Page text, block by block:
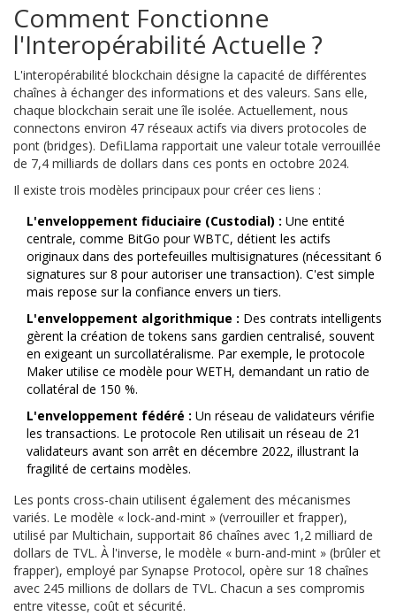
Comment Fonctionne
l'Interopérabilité Actuelle ?
L'interopérabilité blockchain désigne la capacité de différentes
chaînes à échanger des informations et des valeurs. Sans elle,
chaque blockchain serait une île isolée. Actuellement, nous
connectons environ 47 réseaux actifs via divers protocoles de
pont (bridges). DefiLlama rapportait une valeur totale verrouillée
de 7,4 milliards de dollars dans ces ponts en octobre 2024.
Il existe trois modèles principaux pour créer ces liens :
L'enveloppement fiduciaire (Custodial) : Une entité
centrale, comme BitGo pour WBTC, détient les actifs
originaux dans des portefeuilles multisignatures (nécessitant 6
signatures sur 8 pour autoriser une transaction). C'est simple
mais repose sur la confiance envers un tiers.
L'enveloppement algorithmique : Des contrats intelligents
gèrent la création de tokens sans gardien centralisé, souvent
en exigeant un surcollatéralisme. Par exemple, le protocole
Maker utilise ce modèle pour WETH, demandant un ratio de
collatéral de 150 %.
L'enveloppement fédéré : Un réseau de validateurs vérifie
les transactions. Le protocole Ren utilisait un réseau de 21
validateurs avant son arrêt en décembre 2022, illustrant la
fragilité de certains modèles.
Les ponts cross-chain utilisent également des mécanismes
variés. Le modèle « lock-and-mint » (verrouiller et frapper),
utilisé par Multichain, supportait 86 chaînes avec 1,2 milliard de
dollars de TVL. À l'inverse, le modèle « burn-and-mint » (brûler et
frapper), employé par Synapse Protocol, opère sur 18 chaînes
avec 245 millions de dollars de TVL. Chacun a ses compromis
entre vitesse, coût et sécurité.